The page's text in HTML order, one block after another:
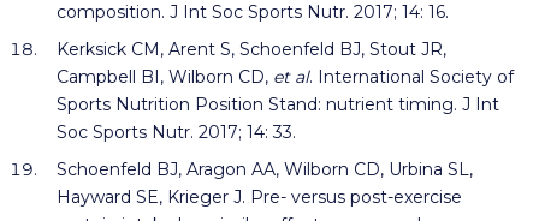
composition. J Int Soc Sports Nutr. 2017; 14: 16.
Kerksick CM, Arent S, Schoenfeld BJ, Stout JR,
Campbell BI, Wilborn CD, et al. International Society of
Sports Nutrition Position Stand: nutrient timing. J Int
Soc Sports Nutr. 2017; 14: 33.
Schoenfeld BJ, Aragon AA, Wilborn CD, Urbina SL,
Hayward SE, Krieger J. Pre- versus post-exercise